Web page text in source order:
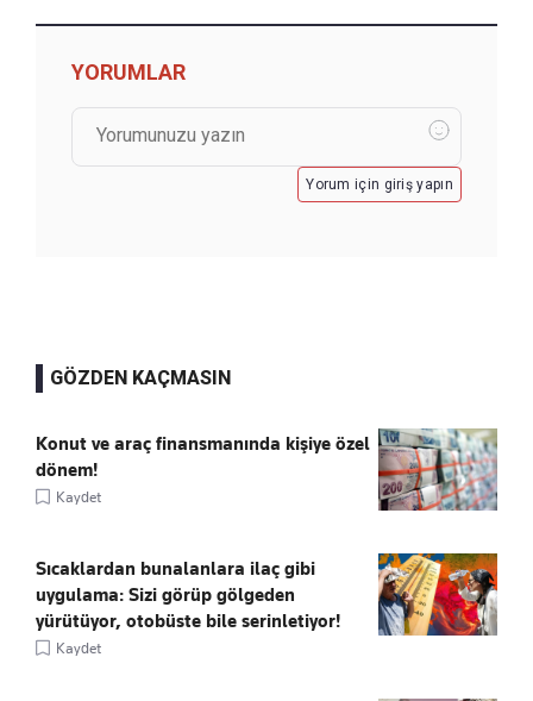
YORUMLAR
Yorum için giriş yapın
GÖZDEN KAÇMASIN
Konut ve araç finansmanında kişiye özel
dönem!
Kaydet
Sıcaklardan bunalanlara ilaç gibi
uygulama: Sizi görüp gölgeden
yürütüyor, otobüste bile serinletiyor!
Kaydet